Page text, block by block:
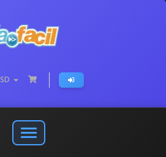
Abrir
o